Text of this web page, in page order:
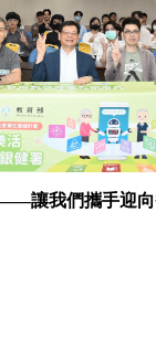
讓我們攜手迎